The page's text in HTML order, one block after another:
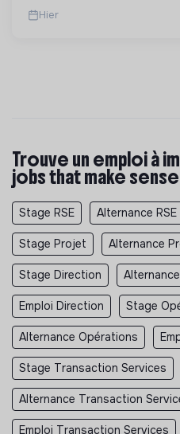
Hier
Trouve un emploi à
jobs that make sense
Stage RSE Alternance RSE
Stage Projet Alternance
Stage Direction
Emploi Direction Stage
Alternance Opérations
Stage Transaction Services
Alternance Transaction
Emploi Transaction Services